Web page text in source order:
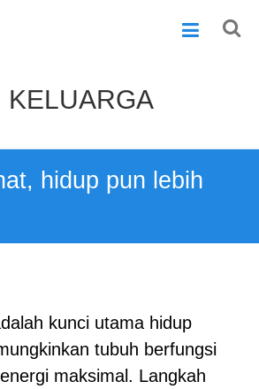
KELUARGA
hidup pun lebih
kunci utama hidup
tubuh berfungsi
maksimal. Langkah